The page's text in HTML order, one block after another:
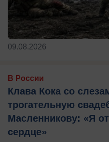
09.08.2026
В России
Клава Кока со
трогательную
Масленникову: «Я
сердце»